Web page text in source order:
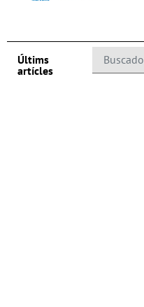
Últims
artícles